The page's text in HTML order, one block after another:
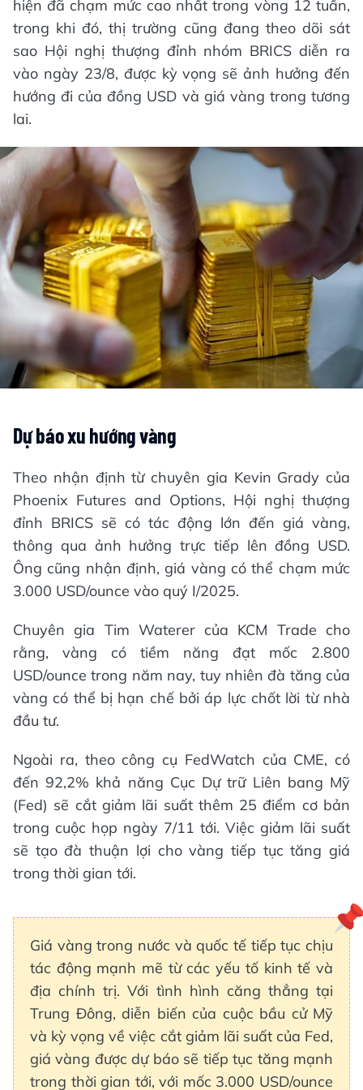
hiện đã chạm mức cao nhất trong vòng 12 tuần,
trong khi đó, thị trường cũng đang theo dõi sát
sao Hội nghị thượng đỉnh nhóm BRICS diễn ra
vào ngày 23/8, được kỳ vọng sẽ ảnh hưởng đến
hướng đi của đồng USD và giá vàng trong tương
lai.
Dự báo xu hướng vàng
Theo nhận định từ chuyên gia Kevin Grady của
Phoenix Futures and Options, Hội nghị thượng
đỉnh BRICS sẽ có tác động lớn đến giá vàng,
thông qua ảnh hưởng trực tiếp lên đồng USD.
Ông cũng nhận định, giá vàng có thể chạm mức
3.000 USD/ounce vào quý I/2025.
Chuyên gia Tim Waterer của KCM Trade cho
rằng, vàng có tiềm năng đạt mốc 2.800
USD/ounce trong năm nay, tuy nhiên đà tăng của
vàng có thể bị hạn chế bởi áp lực chốt lời từ nhà
đầu tư.
Ngoài ra, theo công cụ FedWatch của CME, có
đến 92,2% khả năng Cục Dự trữ Liên bang Mỹ
(Fed) sẽ cắt giảm lãi suất thêm 25 điểm cơ bản
trong cuộc họp ngày 7/11 tới. Việc giảm lãi suất
sẽ tạo đà thuận lợi cho vàng tiếp tục tăng giá
trong thời gian tới.
Giá vàng trong nước và quốc tế tiếp tục chịu
tác động mạnh mẽ từ các yếu tố kinh tế và
địa chính trị. Với tình hình căng thẳng tại
Trung Đông, diễn biến của cuộc bầu cử Mỹ
và kỳ vọng về việc cắt giảm lãi suất của Fed,
giá vàng được dự báo sẽ tiếp tục tăng mạnh
trong thời gian tới, với mốc 3.000 USD/ounce